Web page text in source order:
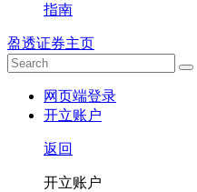
指南
盈透证券主页
网页端登录
开立账户
返回
开立账户